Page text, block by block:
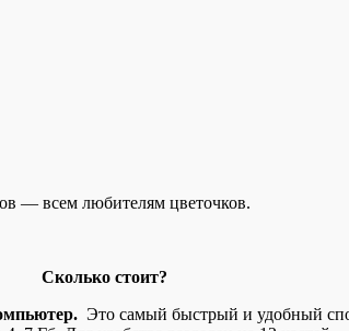
— всем любителям цветочков.
Сколько стоит?
Это самый быстрый и удобный